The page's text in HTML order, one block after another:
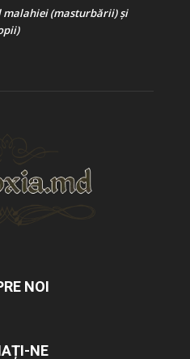
malahiei (masturbării) şi
NOI
NE